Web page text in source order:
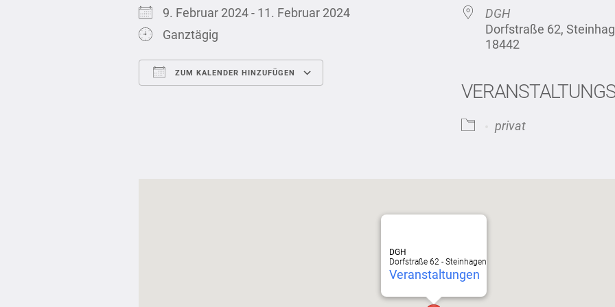
9. Februar 2024 - 11. Februar 2024
Ganztägig
ZUM KALENDER HINZUFÜGEN
iCalendar
DGH
Dorfstraße 62,
18442
privat
DGH
Dorfstraße 62 - Steinhagen
Veranstaltungen